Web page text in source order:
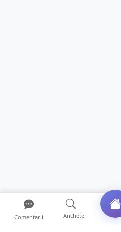
Comentarii Anchete